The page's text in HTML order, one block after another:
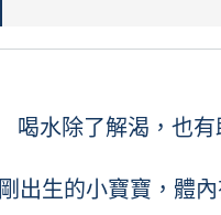
喝水除了解渴，也
剛出生的小寶寶，體